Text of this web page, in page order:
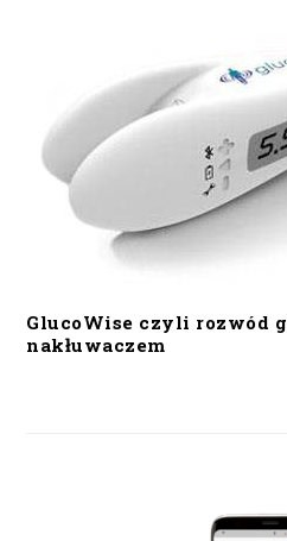
GlucoWise czyli rozwód
nakłuwaczem